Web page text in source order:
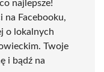
najlepsze!
na Facebooku,
o lokalnych
Twoje
i bądź na